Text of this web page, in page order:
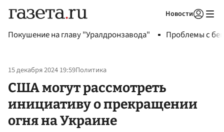
Новости
Покушение на главу "Уралдронзавода" Проблемы с
15 декабря 2024 19:59Политика
США могут рассмотреть
инициативу о прекращении
огня на Украине